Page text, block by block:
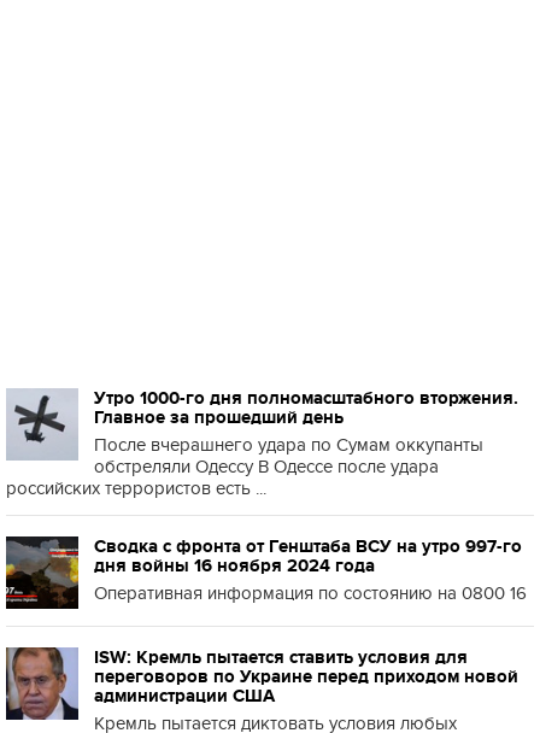
Утро 1000-го дня полномасштабного вторжения.
Главное за прошедший день
После вчерашнего удара по Сумам оккупанты
обстреляли Одессу В Одессе после удара
российских террористов есть ...
Сводка с фронта от Генштаба ВСУ на утро 997-го
дня войны 16 ноября 2024 года
Оперативная информация по состоянию на 0800 16
ISW: Кремль пытается ставить условия для
переговоров по Украине перед приходом новой
администрации США
Кремль пытается диктовать условия любых